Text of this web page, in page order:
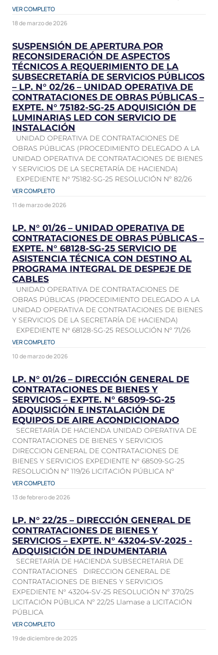
VER COMPLETO
18 de marzo de 2026
SUSPENSIÓN DE APERTURA POR
RECONSIDERACIÓN DE ASPECTOS
TÉCNICOS A REQUERIMIENTO DE LA
SUBSECRETARÍA DE SERVICIOS PÚBLICOS
– LP. N° 02/26 – UNIDAD OPERATIVA DE
CONTRATACIONES DE OBRAS PÚBLICAS –
EXPTE. N° 75182-SG-25 ADQUISICIÓN DE
LUMINARIAS LED CON SERVICIO DE
INSTALACIÓN
UNIDAD OPERATIVA DE CONTRATACIONES DE
OBRAS PÚBLICAS (PROCEDIMIENTO DELEGADO A LA
UNIDAD OPERATIVA DE CONTRATACIONES DE BIENES
Y SERVICIOS DE LA SECRETARÍA DE HACIENDA)
EXPEDIENTE N° 75182-SG-25 RESOLUCIÓN Nº 82/26
VER COMPLETO
11 de marzo de 2026
LP. N° 01/26 – UNIDAD OPERATIVA DE
CONTRATACIONES DE OBRAS PÚBLICAS –
EXPTE. N° 68128-SG-25 SERVICIO DE
ASISTENCIA TÉCNICA CON DESTINO AL
PROGRAMA INTEGRAL DE DESPEJE DE
CABLES
UNIDAD OPERATIVA DE CONTRATACIONES DE
OBRAS PÚBLICAS (PROCEDIMIENTO DELEGADO A LA
UNIDAD OPERATIVA DE CONTRATACIONES DE BIENES
Y SERVICIOS DE LA SECRETARÍA DE HACIENDA)
EXPEDIENTE N° 68128-SG-25 RESOLUCIÓN Nº 71/26
VER COMPLETO
10 de marzo de 2026
LP. N° 01/26 – DIRECCIÓN GENERAL DE
CONTRATACIONES DE BIENES Y
SERVICIOS – EXPTE. N° 68509-SG-25
ADQUISICIÓN E INSTALACIÓN DE
EQUIPOS DE AIRE ACONDICIONADO
SECRETARÍA DE HACIENDA UNIDAD OPERATIVA DE
CONTRATACIONES DE BIENES Y SERVICIOS
DIRECCION GENERAL DE CONTRATACIONES DE
BIENES Y SERVICIOS EXPEDIENTE N° 68509-SG-25
RESOLUCIÓN Nº 119/26 LICITACIÓN PÚBLICA Nº
VER COMPLETO
13 de febrero de 2026
LP. N° 22/25 – DIRECCIÓN GENERAL DE
CONTRATACIONES DE BIENES Y
SERVICIOS – EXPTE. N° 43204-SV-2025 -
ADQUISICIÓN DE INDUMENTARIA
SECRETARÍA DE HACIENDA SUBSECRETARIA DE
CONTRATACIONES DIRECCION GENERAL DE
CONTRATACIONES DE BIENES Y SERVICIOS
EXPEDIENTE N° 43204-SV-25 RESOLUCIÓN Nº 370/25
LICITACIÓN PÚBLICA Nº 22/25 Llamase a LICITACIÓN
PÚBLICA
VER COMPLETO
19 de diciembre de 2025